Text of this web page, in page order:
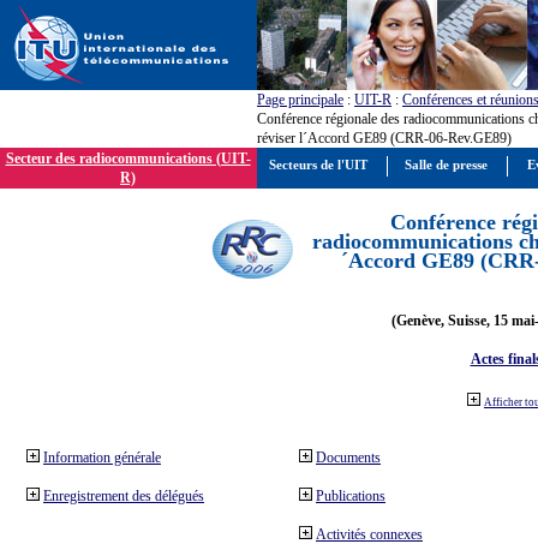
Page principale : UIT-R : Conférences et réunions
Conférence régionale des radiocommunications
réviser l´Accord GE89 (CRR-06-Rev.GE89)
Secteur des radiocommunications (UIT-
R)
Conférence
radiocommunications
´Accord GE89
(Genève, Suisse, 15
Actes
Afficher
Information générale
Enregistrement des délégués
Documents
Publications
Activités connexes
Secteurs de l'UIT Salle de presse